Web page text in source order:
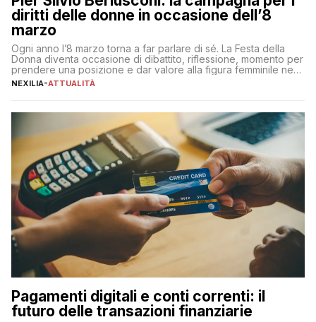
diritti delle donne in occasione dell’8
marzo
Ogni anno l’8 marzo torna a far parlare di sé. La Festa della
Donna diventa occasione di dibattito, riflessione, momento per
prendere una posizione e dar valore alla figura femminile nella
sua complessità e crucialità. A lanciare un messaggio “forte e
NEXILIA-ATTUALITÀ
Pagamenti digitali e conti correnti: il
futuro delle transazioni finanziarie